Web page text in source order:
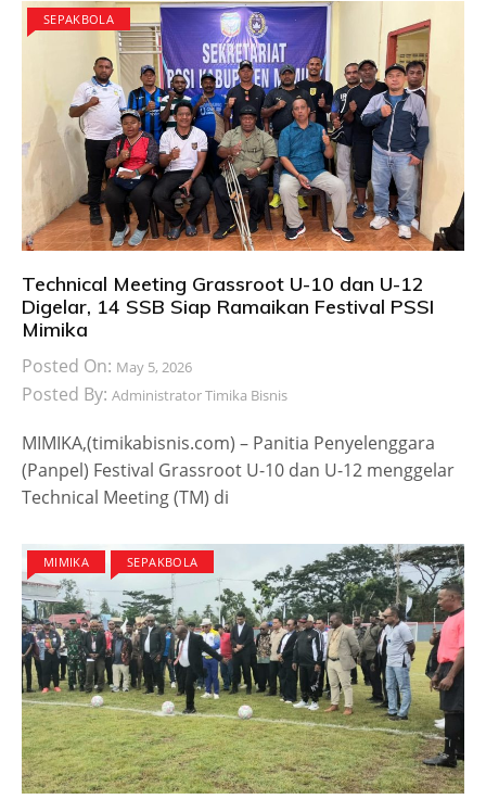
SEPAKBOLA
Technical Meeting Grassroot U-10 dan U-12
Digelar, 14 SSB Siap Ramaikan Festival PSSI
Mimika
Posted On: May 5, 2026
Posted By: Administrator Timika Bisnis
MIMIKA,(timikabisnis.com) – Panitia Penyelenggara
(Panpel) Festival Grassroot U-10 dan U-12 menggelar
Technical Meeting (TM) di
MIMIKA SEPAKBOLA